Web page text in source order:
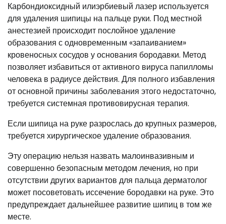
Карбондиоксидный илиэрбиевый лазер используется
для удаления шипицы на пальце руки. Под местной
анестезией происходит послойное удаление
образования с одновременным «запаиванием»
кровеносных сосудов у основания бородавки. Метод
позволяет избавиться от активного вируса папилломы
человека в радиусе действия. Для полного избавления
от основной причины заболевания этого недостаточно,
требуется системная противовирусная терапия.
Если шипица на руке разрослась до крупных размеров,
требуется хирургическое удаление образования.
Эту операцию нельзя назвать малоинвазивным и
совершенно безопасным методом лечения, но при
отсутствии других вариантов для пальца дерматолог
может посоветовать иссечение бородавки на руке. Это
предупреждает дальнейшее развитие шипиц в том же
месте.